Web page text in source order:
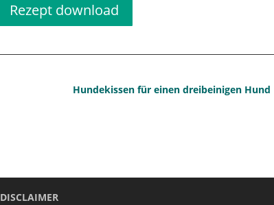
Rezept download
Hundekissen für einen dreibeinigen Hund
DISCLAIMER